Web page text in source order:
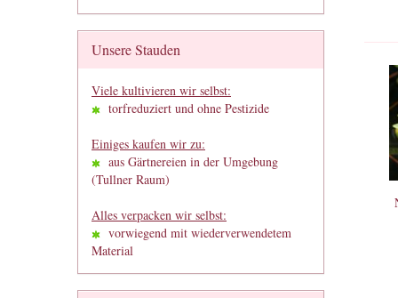
Unsere Stauden
Viele kultivieren wir selbst:
torfreduziert und ohne Pestizide
Einiges kaufen wir zu:
aus Gärtnereien in der Umgebung
(Tullner Raum)
Alles verpacken wir selbst:
vorwiegend mit wiederverwendetem
Material